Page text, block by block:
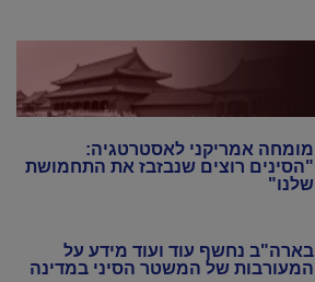
מומחה אמריקני לאסטרטגיה:
"הסינים רוצים שנבזבז את התחמושת
שלנו"
בארה"ב נחשף עוד ועוד מידע על
המעורבות של המשטר הסיני במדינה